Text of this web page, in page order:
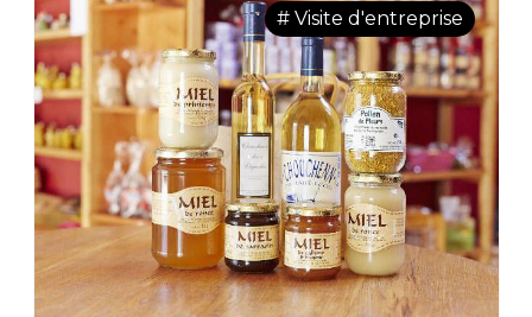
et raffinés.
# Visite d'entreprise